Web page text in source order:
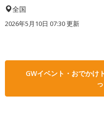
全国
2026年5月10日 07:30 更新
GWイベント・おでかけ